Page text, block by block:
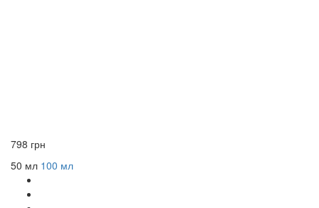
798 грн
50 мл 100 мл